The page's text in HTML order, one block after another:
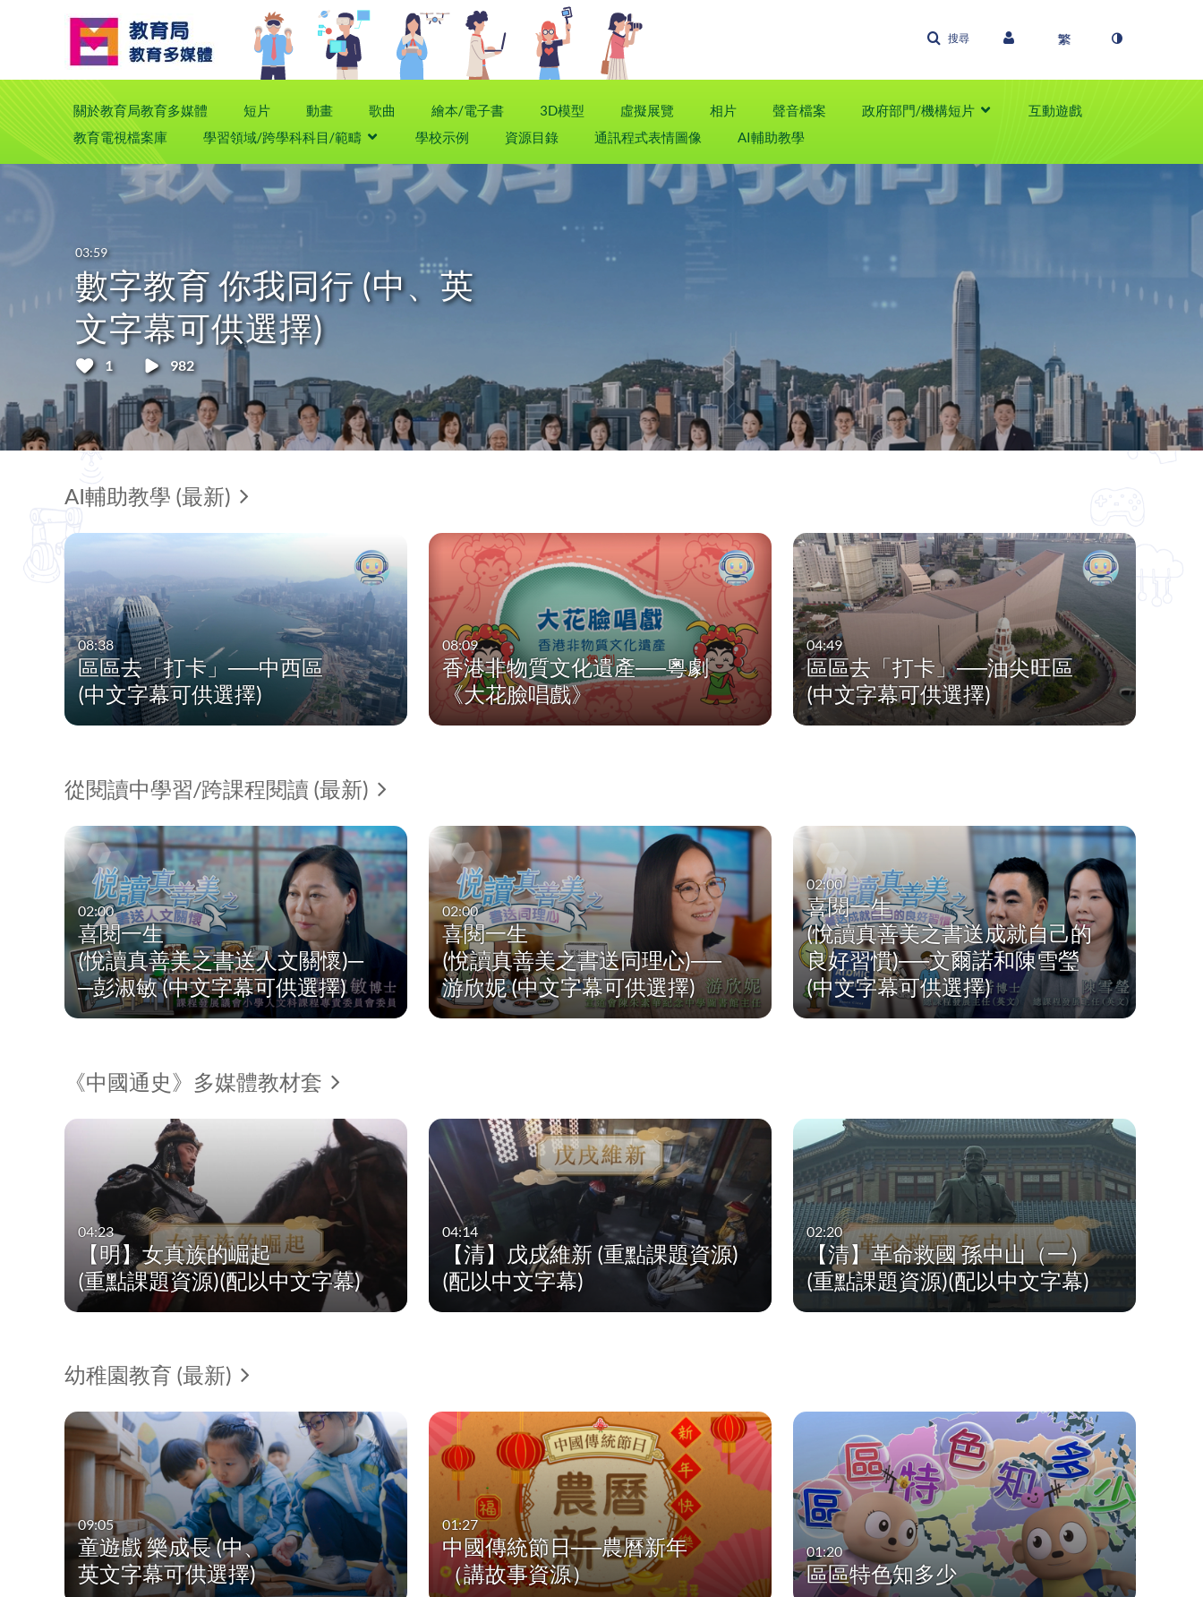
搜尋
關於教育局教育多媒體 短片 動畫 歌曲 繪本/電子書 3D模型 虛擬展覽 相片 聲音檔案 政府部門/機構短片
互動遊戲
教育電視檔案庫
學習領域/跨學科科目/範疇 學校示例 資源目錄 通訊程式表情圖像 AI輔助教學
我同行 (中、英
選擇)
童遊戲
幕可供選
AI輔助教學 (最新)
08:38
區區去「打卡」──中西區
(中文字幕可供選擇)
08:09
香港非物質文化遺產──粵劇
《大花臉唱戲》
04:49
區區去「打卡」──油尖旺區
(中文字幕可供選擇)
從閱讀中學習/跨課程閱讀 (最新)
02:00
喜閱一生
(悅讀真善美之書送人文關懷)─
─彭淑敏 (中文字幕可供選擇)
02:00
喜閱一生
(悅讀真善美之書送同理心)──
游欣妮 (中文字幕可供選擇)
02:00
喜閱一生
(悅讀真善美之書送成就自己的
良好習慣)──文爾諾和陳雪瑩
(中文字幕可供選擇)
《中國通史》多媒體教材套
04:23
【明】女真族的崛起
(重點課題資源)(配以中文字幕)
04:14
【清】戊戌維新 (重點課題資源)
(配以中文字幕)
02:20
【清】革命救國 孫中山（一）
(重點課題資源)(配以中文字幕)
幼稚園教育 (最新)
09:05
童遊戲 樂成長 (中、
英文字幕可供選擇)
01:27
中國傳統節日──農曆新年
（講故事資源）
01:20
區區特色知多少